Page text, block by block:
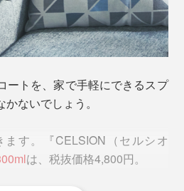
まま1〜3時間ほど乾燥させる
と違って、『CELSION』は、
広がる、新型のマイクロミスト
ートを、家で手軽にできるスプ
ないでしょう。
す。『CELSION（セルシオ
は、税抜価格4,800円。